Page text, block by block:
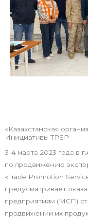
«Казахстанская
Инициативы TPSP
3-4 марта 2023 года в
по продвижению
«Trade Promotion
предусматривает
предприятиям (МСП)
продвижении их